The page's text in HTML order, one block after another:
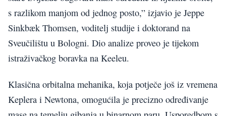
s razlikom manjom od jednog posto,” izjavio je Jeppe
Sinkbæk Thomsen, voditelj studije i doktorand na
Sveučilištu u Bologni. Dio analize proveo je tijekom
istraživačkog boravka na Keeleu.
Klasična orbitalna mehanika, koja potječe još iz vremena
Keplera i Newtona, omogućila je precizno određivanje